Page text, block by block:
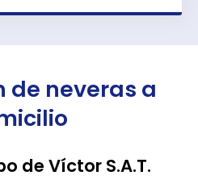
de neveras a
de Víctor S.A.T.